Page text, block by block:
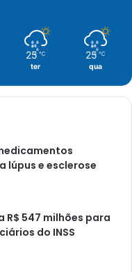
25 ℃
ter
25 ℃
qua
lúpus e esclerose
R$ 547 milhões para
do INSS